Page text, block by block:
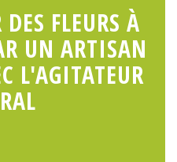
FLEURS À
UN ARTISAN
L'AGITATEUR